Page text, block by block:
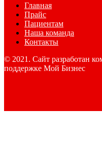
Главная
Прайс
Пациентам
Наша команда
Контакты
© 2021. Сайт разработан
поддержке Мой Бизнес